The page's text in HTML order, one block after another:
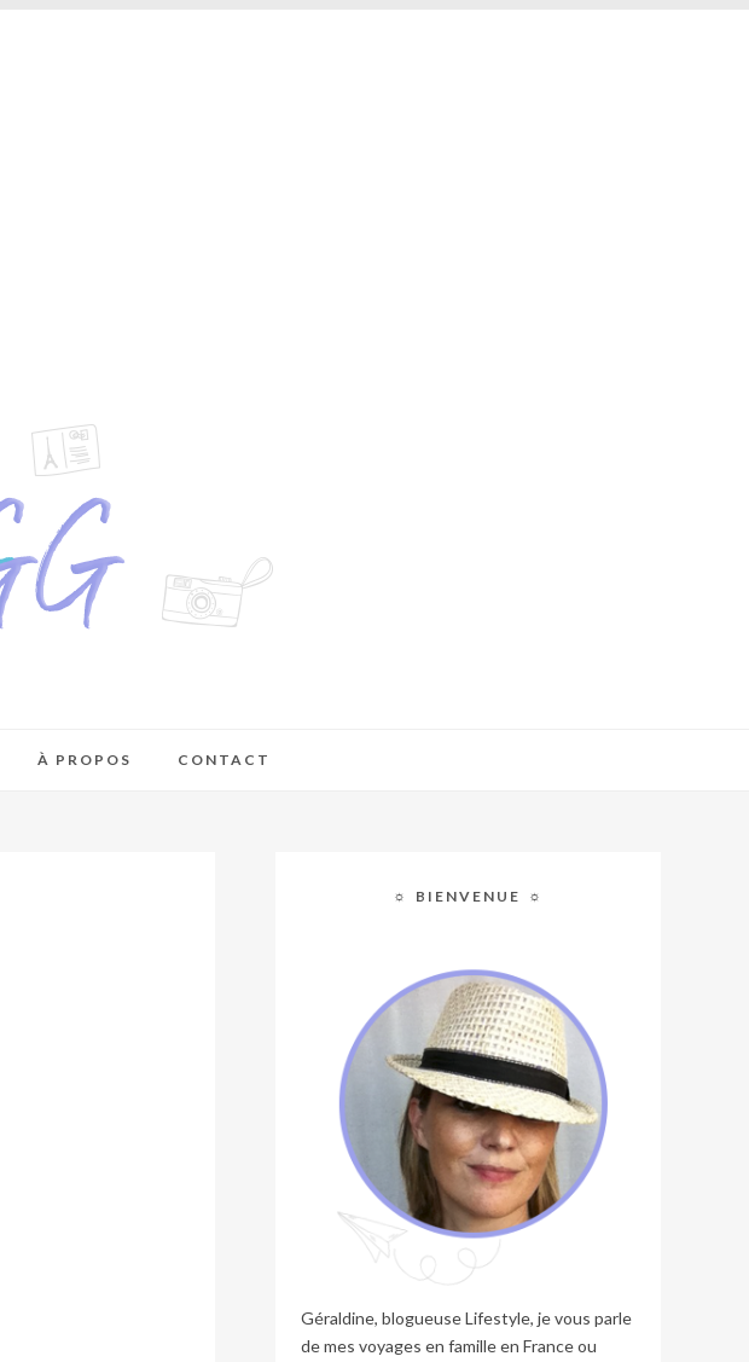
À PROPOS CONTACT
☼ BIENVENUE ☼
Géraldine, blogueuse Lifestyle, je vous parle
de mes voyages en famille en France ou